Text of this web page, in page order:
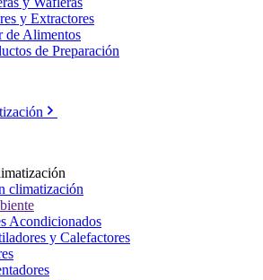
y Extractores
de Alimentos
de Preparación
climatización
Acondicionados
y Calefactores